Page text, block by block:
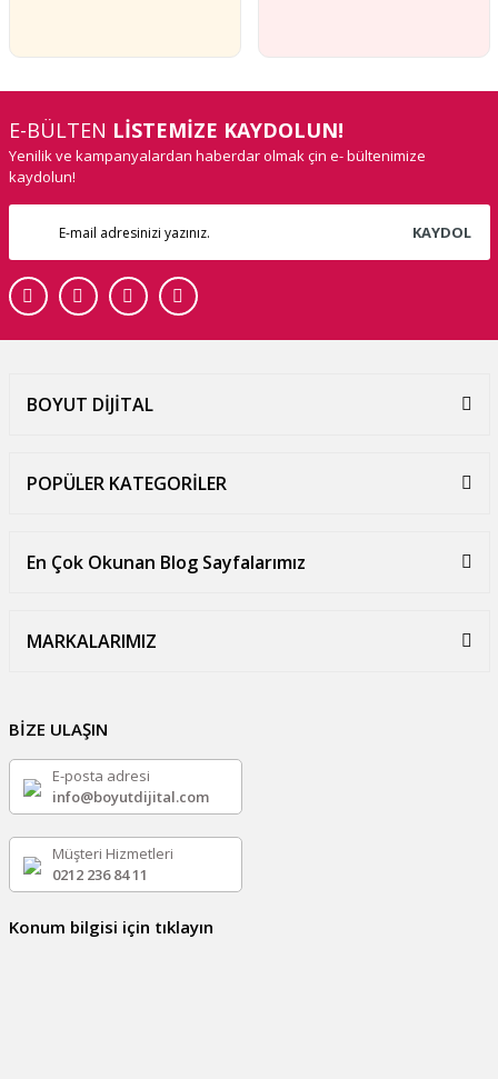
E-BÜLTEN LİSTEMİZE KAYDOLUN!
Yenilik ve kampanyalardan haberdar olmak çin e- bültenimize
kaydolun!
KAYDOL
BOYUT DİJİTAL
POPÜLER KATEGORİLER
En Çok Okunan Blog Sayfalarımız
MARKALARIMIZ
BİZE ULAŞIN
E-posta adresi
info@boyutdijital.com
Müşteri Hizmetleri
0212 236 84 11
Konum bilgisi için tıklayın